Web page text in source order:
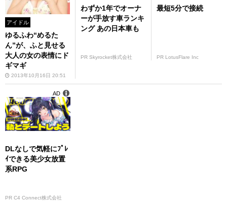
アイドル
ゆるふわ“めるた
ん”が、ふと見せる
大人の女の表情にド
ギマギ
2013年10月16日 20:51
わずか1年でオーナ
ーが手放す車ランキ
ング あの日本車も
PR Skyrocket株式会社
最短5分で接続
PR LotusFlare Inc
DLなしで気軽にﾌﾟﾚ
ｲできる美少女放置
系RPG
PR C4 Connect株式会社
AD